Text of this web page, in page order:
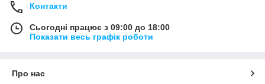
Контакти
Сьогодні працює з 09:00 до 18:00
Показати весь графік роботи
Про нас